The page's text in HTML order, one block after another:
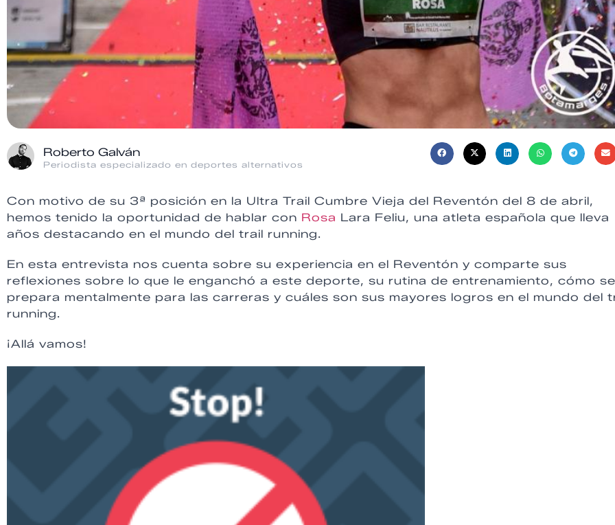
Roberto Galván
Periodista especializado en deportes alternativos
Con motivo de su 3ª posición en la Ultra Trail Cumbre Vieja del Reventón del 8 de abril,
hemos tenido la oportunidad de hablar con Rosa Lara Feliu, una atleta española que lleva
años destacando en el mundo del trail running.
En esta entrevista nos cuenta sobre su experiencia en el Reventón y comparte sus
reflexiones sobre lo que le enganchó a este deporte, su rutina de entrenamiento, cómo se
prepara mentalmente para las carreras y cuáles son sus mayores logros en el mundo del
running.
¡Allá vamos!